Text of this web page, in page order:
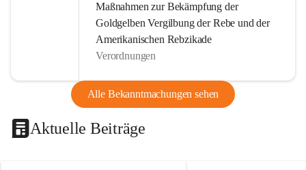
Maßnahmen zur Bekämpfung der
Goldgelben Vergilbung der Rebe und der
Amerikanischen Rebzikade
Verordnungen
Alle Bekanntmachungen sehen
Aktuelle Beiträge